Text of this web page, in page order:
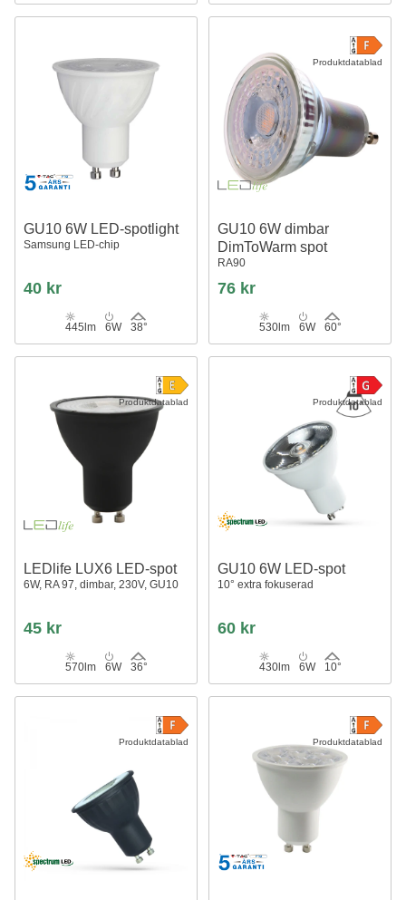
GU10 6W LED-spotlight
Samsung LED-chip
40 kr
445lm 6W 38°
Produktdatablad
GU10 6W dimbar
DimToWarm spot
RA90
76 kr
530lm 6W 60°
Produktdatablad
LEDlife LUX6 LED-spot
6W, RA 97, dimbar, 230V, GU10
45 kr
570lm 6W 36°
Produktdatablad
GU10 6W LED-spot
10° extra fokuserad
60 kr
430lm 6W 10°
Produktdatablad Produktdatablad